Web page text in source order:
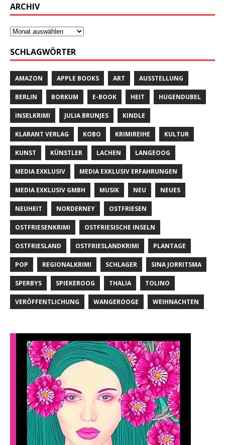
ARCHIV
SCHLAGWÖRTER
AMAZON APPLE BOOKS ART AUSSTELLUNG
BERLIN BORKUM E-BOOK HEIT HUGENDUBEL
INSELKRIMI JULIA BRUNJES KINDLE
KLARANT VERLAG KOBO KRIMIREIHE KULTUR
KUNST KÜNSTLER LACHEN LANGEOOG
MEDIA EXKLUSIV MEDIA EXKLUSIV ERFAHRUNGEN
MEDIA EXKLUSIV GMBH MUSIK NEU NEUES
NEUHEIT NORDERNEY OSTFRIESEN
OSTFRIESENKRIMI OSTFRIESISCHE INSELN
OSTFRIESLAND OSTFRIESLANDKRIMI PLANTAGE
POP REGIONALKRIMI SCHLAGER SINA JORRITSMA
SPERBYS SPIEKEROOG THALIA TOLINO
VERÖFFENTLICHUNG WANGEROOGE WEIHNACHTEN